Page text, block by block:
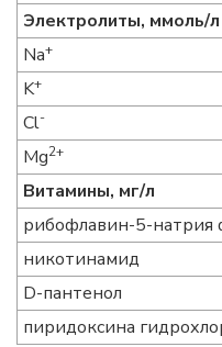
Электролиты, ммоль/л
Na+
K+
Cl-
Mg2+
Витамины, мг/л
рибофлавин-5-натрия
никотинамид
D-пантенол
пиридоксина